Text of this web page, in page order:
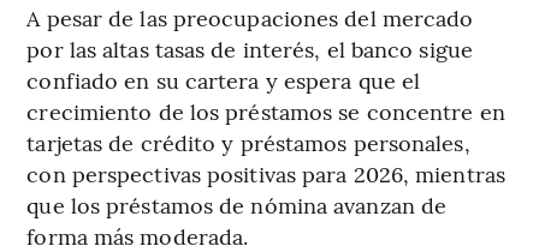
A pesar de las preocupaciones del mercado
por las altas tasas de interés, el banco sigue
confiado en su cartera y espera que el
crecimiento de los préstamos se concentre en
tarjetas de crédito y préstamos personales,
con perspectivas positivas para 2026, mientras
que los préstamos de nómina avanzan de
forma más moderada.